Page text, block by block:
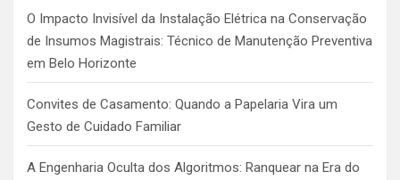
O Impacto Invisível da Instalação Elétrica na Conservação
de Insumos Magistrais: Técnico de Manutenção Preventiva
em Belo Horizonte
Convites de Casamento: Quando a Papelaria Vira um
Gesto de Cuidado Familiar
A Engenharia Oculta dos Algoritmos: Ranquear na Era do